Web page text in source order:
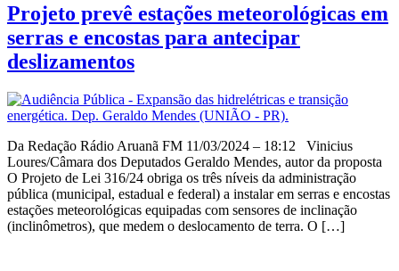
Projeto prevê estações meteorológicas em
serras e encostas para antecipar
deslizamentos
Da Redação Rádio Aruanã FM 11/03/2024 – 18:12 Vinicius
Loures/Câmara dos Deputados Geraldo Mendes, autor da proposta
O Projeto de Lei 316/24 obriga os três níveis da administração
pública (municipal, estadual e federal) a instalar em serras e encostas
estações meteorológicas equipadas com sensores de inclinação
(inclinômetros), que medem o deslocamento de terra. O […]